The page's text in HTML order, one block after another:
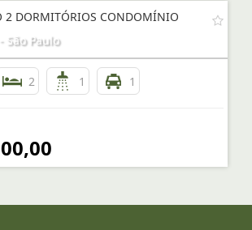
2 DORMITÓRIOS CONDOMÍNIO
Paulo
2 1 1